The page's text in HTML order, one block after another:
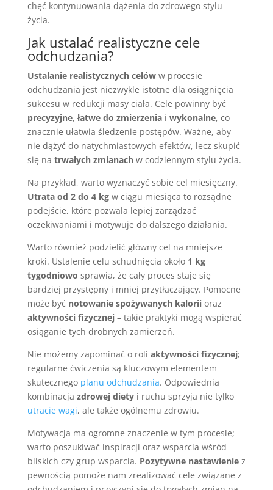
chęć kontynuowania dążenia do zdrowego stylu
życia.
Jak ustalać realistyczne cele
odchudzania?
Ustalanie realistycznych celóww procesie
odchudzania jest niezwykle istotne dla osiągnięcia
sukcesu w redukcji masy ciała. Cele powinny być
precyzyjne, łatwe do zmierzeniai wykonalne, co
znacznie ułatwia śledzenie postępów. Ważne, aby
nie dążyć do natychmiastowych efektów, lecz skupić
się na trwałych zmianachw codziennym stylu życia.
Na przykład, warto wyznaczyć sobie cel miesięczny.
Utrata od 2 do 4 kgw ciągu miesiąca to rozsądne
podejście, które pozwala lepiej zarządzać
oczekiwaniami i motywuje do dalszego działania.
Warto również podzielić główny cel na mniejsze
kroki. Ustalenie celu schudnięcia około 1 kg
tygodniowo sprawia, że cały proces staje się
bardziej przystępny i mniej przytłaczający. Pomocne
może być notowanie spożywanych kaloriioraz
aktywności fizycznej– takie praktyki mogą wspierać
osiąganie tych drobnych zamierzeń.
Nie możemy zapominać o roli aktywności fizycznej;
regularne ćwiczenia są kluczowym elementem
skutecznego planu odchudzania. Odpowiednia
kombinacja zdrowej dietyi ruchu sprzyja nie tylko
utracie wagi, ale także ogólnemu zdrowiu.
Motywacja ma ogromne znaczenie w tym procesie;
warto poszukiwać inspiracji oraz wsparcia wśród
bliskich czy grup wsparcia. Pozytywne nastawieniez
pewnością pomoże nam zrealizować cele związane z